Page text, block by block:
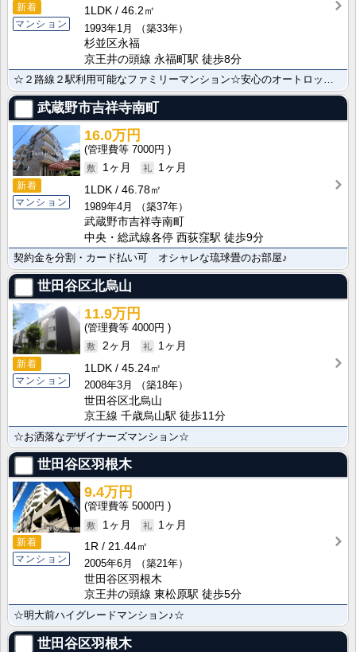
新着
マンション
1LDK
46.2㎡
1993年1月
（築33年）
杉並区永福
京王井の頭線 永福町駅 徒歩8分
☆２路線２駅利用可能なファミリーマンション☆安心のオートロック☆
武蔵野市吉祥寺南町
新着
マンション
16.0万円
7000円
1ヶ月
1ヶ月
1LDK
46.78㎡
1989年4月
（築37年）
武蔵野市吉祥寺南町
中央・総武線各停 西荻窪駅 徒歩9分
契約金を分割・カード払い可 オシャレな琉球畳のお部屋♪
世田谷区北烏山
新着
マンション
11.9万円
4000円
2ヶ月
1ヶ月
1LDK
45.24㎡
2008年3月
（築18年）
世田谷区北烏山
京王線 千歳烏山駅 徒歩11分
☆お洒落なデザイナーズマンション☆
世田谷区羽根木
新着
マンション
9.4万円
5000円
1ヶ月
1ヶ月
1R
21.44㎡
2005年6月
（築21年）
世田谷区羽根木
京王井の頭線 東松原駅 徒歩5分
☆明大前ハイグレードマンション♪☆
世田谷区羽根木